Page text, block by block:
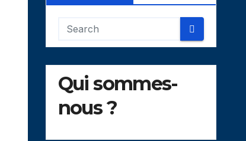
Qui sommes-
nous ?